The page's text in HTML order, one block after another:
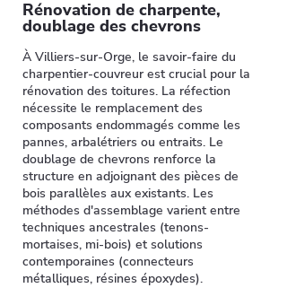
Rénovation de charpente,
doublage des chevrons
À Villiers-sur-Orge, le savoir-faire du
charpentier-couvreur est crucial pour la
rénovation des toitures. La réfection
nécessite le remplacement des
composants endommagés comme les
pannes, arbalétriers ou entraits. Le
doublage de chevrons renforce la
structure en adjoignant des pièces de
bois parallèles aux existants. Les
méthodes d'assemblage varient entre
techniques ancestrales (tenons-
mortaises, mi-bois) et solutions
contemporaines (connecteurs
métalliques, résines époxydes).